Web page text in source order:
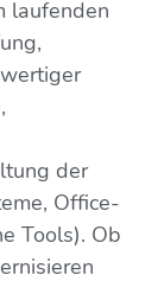
laufenden
der
Office-
Tools). Ob